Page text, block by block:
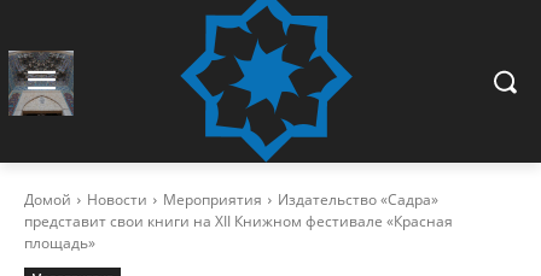
Домой Новости Мероприятия
Издательство «Садра»
представит свои книги на XII Книжном фестивале «Красная
площадь»